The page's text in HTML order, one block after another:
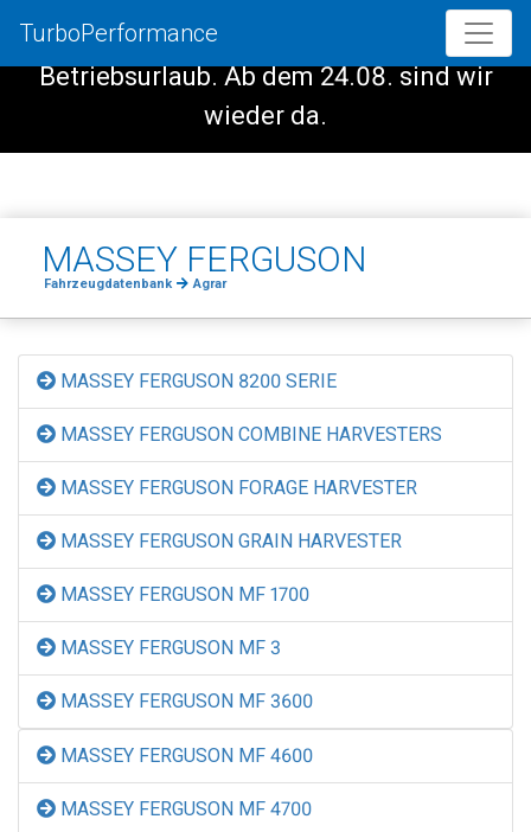
Vom 08.08. - 23.08. haben wir
Betriebsurlaub. Ab dem 24.08. sind wir
wieder da.
TurboPerformance
MASSEY FERGUSON
Fahrzeugdatenbank Agrar
MASSEY FERGUSON 8200 SERIE
MASSEY FERGUSON COMBINE HARVESTERS
MASSEY FERGUSON FORAGE HARVESTER
MASSEY FERGUSON GRAIN HARVESTER
MASSEY FERGUSON MF 1700
MASSEY FERGUSON MF 3
MASSEY FERGUSON MF 3600
MASSEY FERGUSON MF 4600
MASSEY FERGUSON MF 4700